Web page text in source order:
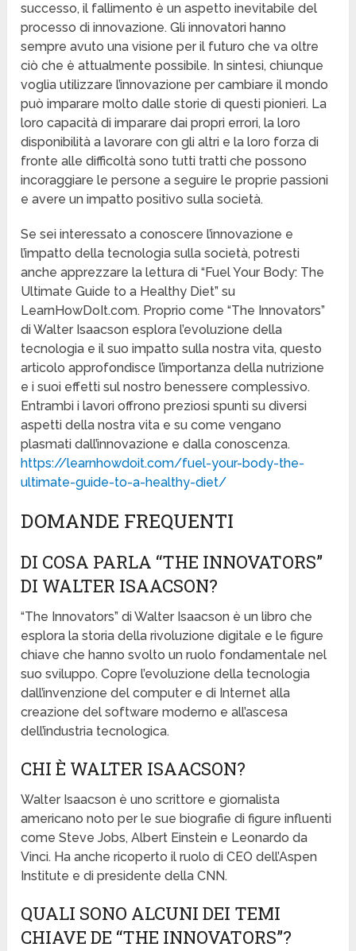
successo, il fallimento è un aspetto inevitabile del
processo di innovazione. Gli innovatori hanno
sempre avuto una visione per il futuro che va oltre
ciò che è attualmente possibile. In sintesi, chiunque
voglia utilizzare l’innovazione per cambiare il mondo
può imparare molto dalle storie di questi pionieri. La
loro capacità di imparare dai propri errori, la loro
disponibilità a lavorare con gli altri e la loro forza di
fronte alle difficoltà sono tutti tratti che possono
incoraggiare le persone a seguire le proprie passioni
e avere un impatto positivo sulla società.
Se sei interessato a conoscere l’innovazione e
l’impatto della tecnologia sulla società, potresti
anche apprezzare la lettura di “Fuel Your Body: The
Ultimate Guide to a Healthy Diet” su
LearnHowDoIt.com. Proprio come “The Innovators”
di Walter Isaacson esplora l’evoluzione della
tecnologia e il suo impatto sulla nostra vita, questo
articolo approfondisce l’importanza della nutrizione
e i suoi effetti sul nostro benessere complessivo.
Entrambi i lavori offrono preziosi spunti su diversi
aspetti della nostra vita e su come vengano
plasmati dall’innovazione e dalla conoscenza.
https://learnhowdoit.com/fuel-your-body-the-
ultimate-guide-to-a-healthy-diet/
DOMANDE FREQUENTI
DI COSA PARLA “THE INNOVATORS”
DI WALTER ISAACSON?
“The Innovators” di Walter Isaacson è un libro che
esplora la storia della rivoluzione digitale e le figure
chiave che hanno svolto un ruolo fondamentale nel
suo sviluppo. Copre l’evoluzione della tecnologia
dall’invenzione del computer e di Internet alla
creazione del software moderno e all’ascesa
dell’industria tecnologica.
CHI È WALTER ISAACSON?
Walter Isaacson è uno scrittore e giornalista
americano noto per le sue biografie di figure influenti
come Steve Jobs, Albert Einstein e Leonardo da
Vinci. Ha anche ricoperto il ruolo di CEO dell’Aspen
Institute e di presidente della CNN.
QUALI SONO ALCUNI DEI TEMI
CHIAVE DE “THE INNOVATORS”?